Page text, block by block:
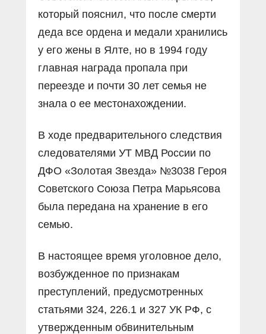
который пояснил, что после смерти
деда все ордена и медали хранились
у его жены в Ялте, но в 1994 году
главная награда пропала при
переезде и почти 30 лет семья не
знала о ее местонахождении.
В ходе предварительного следствия
следователями УТ МВД России по
ДФО «Золотая Звезда» №3038 Героя
Советского Союза Петра Марьясова
была передана на хранение в его
семью.
В настоящее время уголовное дело,
возбужденное по признакам
преступлений, предусмотренных
статьями 324, 226.1 и 327 УК РФ, с
утвержденным обвинительным